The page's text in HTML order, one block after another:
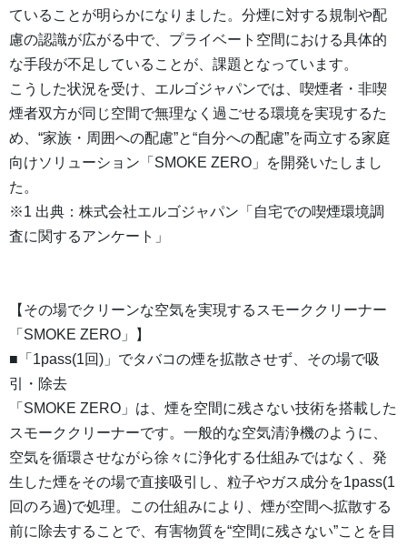
ていることが明らかになりました。分煙に対する規制や配
慮の認識が広がる中で、プライベート空間における具体的
な手段が不足していることが、課題となっています。
こうした状況を受け、エルゴジャパンでは、喫煙者・非喫
煙者双方が同じ空間で無理なく過ごせる環境を実現するた
め、“家族・周囲への配慮”と“自分への配慮”を両立する家庭
向けソリューション「SMOKE ZERO」を開発いたしまし
た。
※1 出典：株式会社エルゴジャパン「自宅での喫煙環境調
査に関するアンケート」
【その場でクリーンな空気を実現するスモーククリーナー
「SMOKE ZERO」】
■「1pass(1回)」でタバコの煙を拡散させず、その場で吸
引・除去
「SMOKE ZERO」は、煙を空間に残さない技術を搭載した
スモーククリーナーです。一般的な空気清浄機のように、
空気を循環させながら徐々に浄化する仕組みではなく、発
生した煙をその場で直接吸引し、粒子やガス成分を1pass(1
回のろ過)で処理。この仕組みにより、煙が空間へ拡散する
前に除去することで、有害物質を“空間に残さない”ことを目